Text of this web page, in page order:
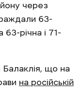
через
63-
63-річна і 71-
Балаклія, що на
на російській